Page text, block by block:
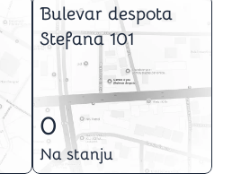
Bulevar despota
Stefana 101
0
Na stanju